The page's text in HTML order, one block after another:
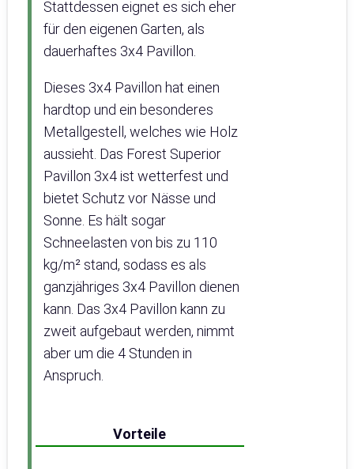
Stattdessen eignet es sich eher
für den eigenen Garten, als
dauerhaftes 3x4 Pavillon.
Dieses 3x4 Pavillon hat einen
hardtop und ein besonderes
Metallgestell, welches wie Holz
aussieht. Das Forest Superior
Pavillon 3x4 ist wetterfest und
bietet Schutz vor Nässe und
Sonne. Es hält sogar
Schneelasten von bis zu 110
kg/m² stand, sodass es als
ganzjähriges 3x4 Pavillon dienen
kann. Das 3x4 Pavillon kann zu
zweit aufgebaut werden, nimmt
aber um die 4 Stunden in
Anspruch.
Vorteile